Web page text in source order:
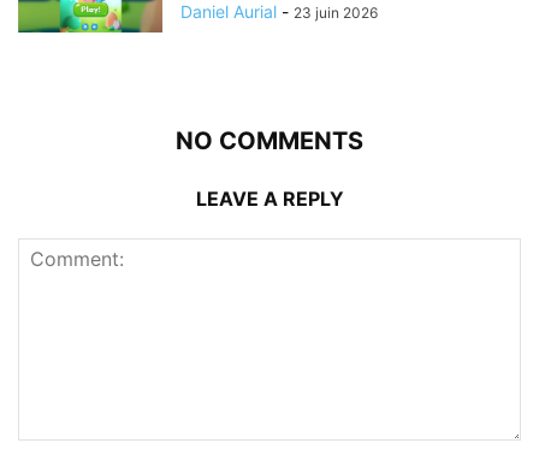
Daniel Aurial - 23 juin 2026
NO COMMENTS
LEAVE A REPLY